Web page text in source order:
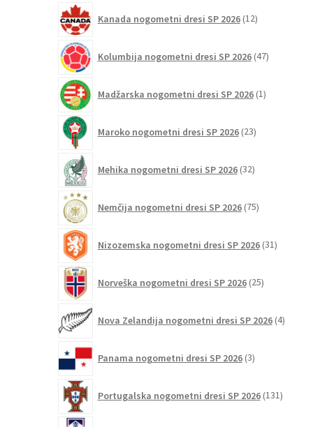
Kanada nogometni dresi SP 2026 12izdelkov
Kolumbija nogometni dresi SP 2026 47izdelkov
Madžarska nogometni dresi SP 2026 1izdelek
Maroko nogometni dresi SP 2026 23izdelkov
Mehika nogometni dresi SP 2026 32izdelkov
Nemčija nogometni dresi SP 2026 75izdelkov
Nizozemska nogometni dresi SP 2026 31izdelkov
Norveška nogometni dresi SP 2026 25izdelkov
Nova Zelandija nogometni dresi SP 2026 4izdelki
Panama nogometni dresi SP 2026 3izdelki
Portugalska nogometni dresi SP 2026 131